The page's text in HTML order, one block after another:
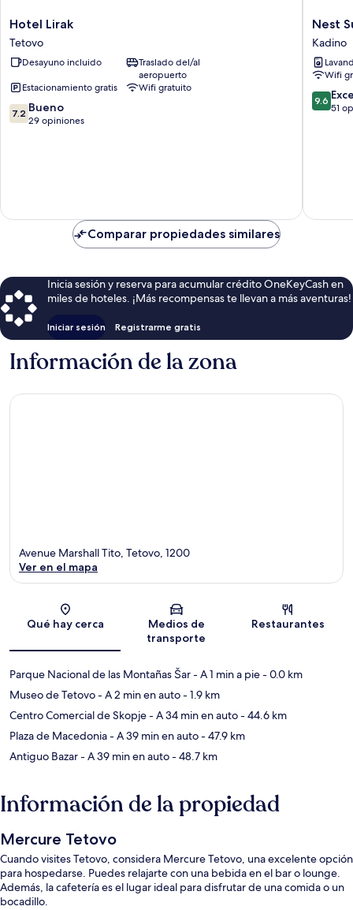
Hotel
Lirak
Tetovo
Hotel Lirak
Tetovo
Desayuno incluido
Traslado del/al
aeropuerto
Estacionamiento gratis
Wifi gratuito
7.2
de
7.2 Bueno
29 opiniones
Nest
Suites
Kadino
Nest
Kadino
Wifi
9.6
de
9.6
51
Comparar propiedades similares
Inicia sesión y reserva para acumular crédito OneKeyCash en
miles de hoteles. ¡Más recompensas te llevan a más aventuras!
Iniciar sesión Registrarme gratis
Información de la zona
Sección del mapa
Avenue Marshall Tito, Tetovo, 1200
Ver en el mapa
Qué hay cerca
Medios de
transporte
Restaurantes
Parque Nacional de las Montañas Šar- A 1 min a pie- 0.0 km
Museo de Tetovo- A 2 min en auto- 1.9 km
Centro Comercial de Skopje- A 34 min en auto- 44.6 km
Plaza de Macedonia- A 39 min en auto- 47.9 km
Antiguo Bazar- A 39 min en auto- 48.7 km
Información de la propiedad
Mercure Tetovo
Cuando visites Tetovo, considera Mercure Tetovo, una excelente opción
para hospedarse. Puedes relajarte con una bebida en el bar o lounge.
Además, la cafetería es el lugar ideal para disfrutar de una comida o un
bocadillo.